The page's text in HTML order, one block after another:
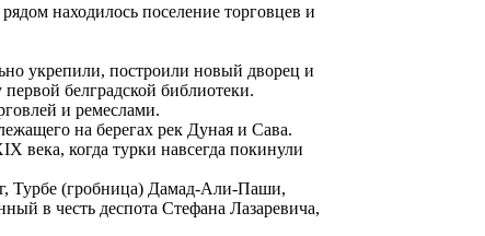
находилось поселение торговцев и
укрепили, построили новый дворец и
белградской библиотеки.
и ремеслами.
на берегах рек Дуная и Сава.
века, когда турки навсегда покинули
Турбе (гробница) Дамад-Али-Паши,
в честь деспота Стефана Лазаревича,